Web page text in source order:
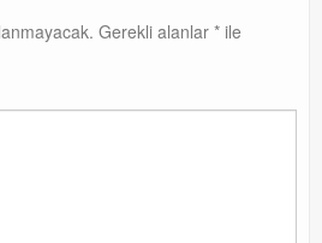
Gerekli alanlar * ile